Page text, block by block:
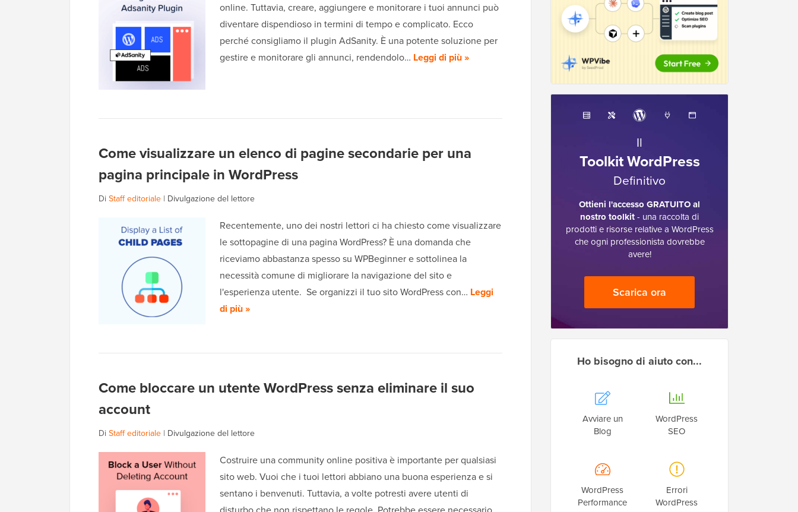
online. Tuttavia, creare, aggiungere e monitorare i tuoi annunci può
diventare dispendioso in termini di tempo e complicato. Ecco
perché consigliamo il plugin AdSanity. È una potente soluzione per
gestire e monitorare gli annunci, rendendolo… Leggi di più »
Come visualizzare un elenco di pagine secondarie per una
pagina principale in WordPress
DiStaff editoriale | Divulgazione del lettore
Recentemente, uno dei nostri lettori ci ha chiesto come visualizzare
le sottopagine di una pagina WordPress? È una domanda che
riceviamo abbastanza spesso su WPBeginner e sottolinea la
necessità comune di migliorare la navigazione del sito e
l'esperienza utente. Se organizzi il tuo sito WordPress con… Leggi
di più »
Come bloccare un utente WordPress senza eliminare il suo
account
DiStaff editoriale | Divulgazione del lettore
Costruire una community online positiva è importante per qualsiasi
sito web. Vuoi che i tuoi lettori abbiano una buona esperienza e si
sentano i benvenuti. Tuttavia, a volte potresti avere utenti di
Il
Toolkit WordPress
Definitivo
Ottieni l'accesso GRATUITO al
nostro toolkit- una raccolta di
prodotti e risorse relative a WordPress
che ogni professionista dovrebbe
avere!
Scarica ora
Ho bisogno di aiuto con...
Avviare un
Blog
WordPress
SEO
WordPress
Performance
Errori
WordPress